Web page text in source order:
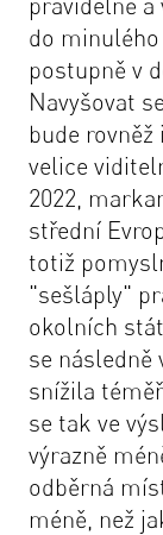
do
postupně v
Navyšovat
bude
velice
2022,
střední
totiž
"sešláply"
okolních
se
snížila
se tak ve
výrazně
odběrná
méně, než